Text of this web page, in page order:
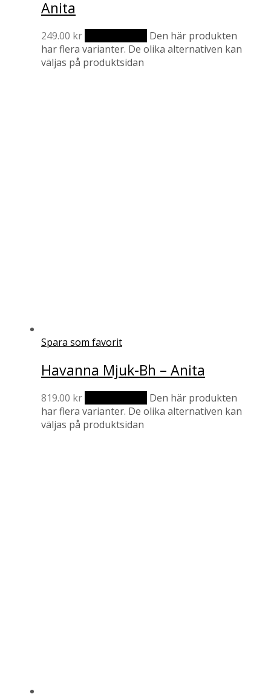
Anita
249.00 kr
Den här produkten
har flera varianter. De olika alternativen kan
väljas på produktsidan
Spara som favorit
Havanna Mjuk-Bh – Anita
819.00 kr
Den här produkten
har flera varianter. De olika alternativen kan
väljas på produktsidan